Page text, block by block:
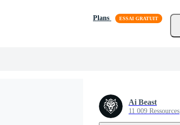
Plans
Ai Beast
11 009 Ressources